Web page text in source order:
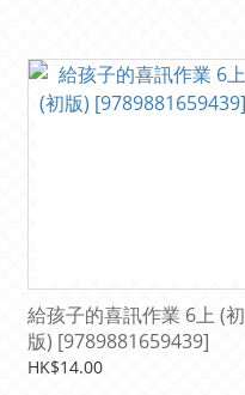
給孩子的喜訊作業 6上 (初
版) [9789881659439]
HK$14.00